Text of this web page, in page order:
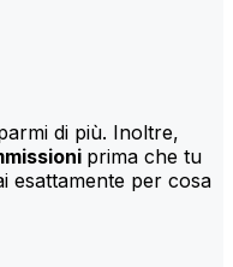
di più. Inoltre,
prima che tu
esattamente per cosa